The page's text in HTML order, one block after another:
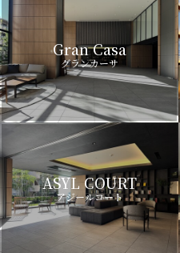
Gran Casa
グランカーサ
ASYL COURT
アジールコート